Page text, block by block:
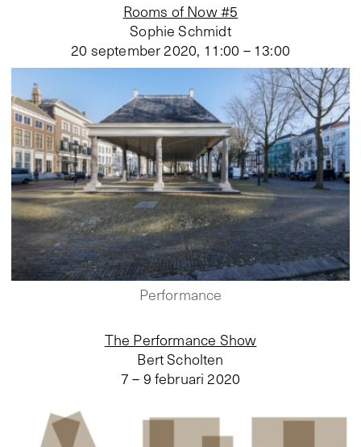
Rooms of Now #5
Sophie Schmidt
20 september 2020, 11:00 – 13:00
Performance
The Performance Show
Bert Scholten
7 – 9 februari 2020